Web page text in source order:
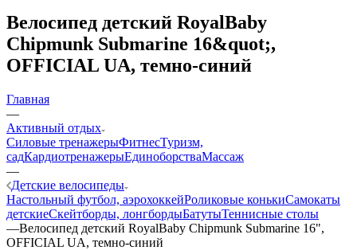
Велосипед детский RoyalBaby
Chipmunk Submarine 16&quot;,
OFFICIAL UA, темно-синий
Главная
—
Активный отдых
Силовые тренажерыФитнесТуризм,
садКардиотренажерыЕдиноборстваМассаж
—
Детские велосипеды
Настольный футбол, аэрохоккейРоликовые конькиСамокаты
детскиеСкейтборды, лонгбордыБатутыТеннисные столы
—Велосипед детский RoyalBaby Chipmunk Submarine 16",
OFFICIAL UA, темно-синий